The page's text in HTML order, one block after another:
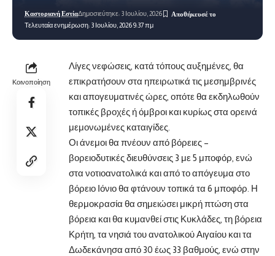
Τελευταία ενημέρωση: 3 Ιουλίου, 2026 9:37 πμ
Καστοριανή ΕστίαΔημοσιεύτηκε: 3 Ιουλίου, 2026
Κοινοποίηση
Λίγες νεφώσεις, κατά τόπους αυξημένες, θα
επικρατήσουν στα ηπειρωτικά τις μεσημβρινές
και απογευματινές ώρες, οπότε θα εκδηλωθούν
τοπικές βροχές ή όμβροι και κυρίως στα ορεινά
μεμονωμένες καταιγίδες.
Οι άνεμοι θα πνέουν από βόρειες –
βορειοδυτικές διευθύνσεις 3 με 5 μποφόρ, ενώ
στα νοτιοανατολικά και από το απόγευμα στο
βόρειο Ιόνιο θα φτάνουν τοπικά τα 6 μποφόρ. Η
θερμοκρασία θα σημειώσει μικρή πτώση στα
βόρεια και θα κυμανθεί στις Κυκλάδες, τη βόρεια
Κρήτη, τα νησιά του ανατολικού Αιγαίου και τα
Δωδεκάνησα από 30 έως 33 βαθμούς, ενώ στην